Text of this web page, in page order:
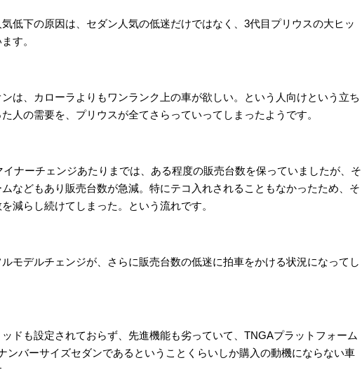
低下の原因は、セダン人気の低迷だけではなく、3代目プリウスの大ヒッ
す。
は、カローラよりもワンランク上の車が欲しい。という人向けという立ち
人の需要を、プリウスが全てさらっていってしまったようです。
ナーチェンジあたりまでは、ある程度の販売台数を保っていましたが、そ
などもあり販売台数が急減。特にテコ入れされることもなかったため、そ
減らし続けてしまった。という流れです。
モデルチェンジが、さらに販売台数の低迷に拍車をかける状況になってし
ドも設定されておらず、先進機能も劣っていて、TNGAプラットフォーム
ンバーサイズセダンであるということくらいしか購入の動機にならない車